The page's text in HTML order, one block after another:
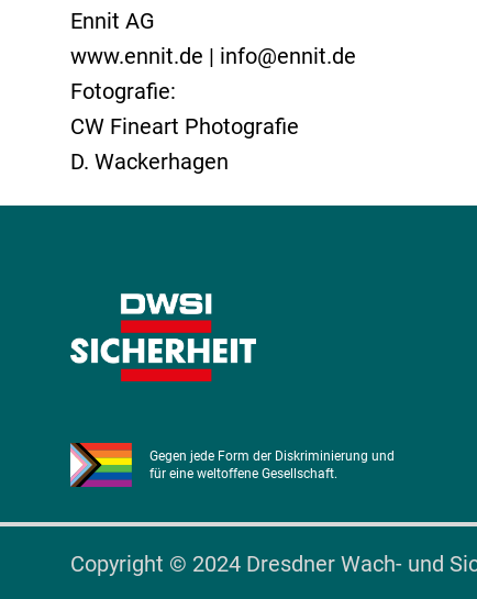
Ennit AG
www.ennit.de | info@ennit.de
Fotografie:
CW Fineart Photografie
D. Wackerhagen
Gegen jede Form der Diskriminierung und
für eine weltoffene Gesellschaft.
Copyright © 2024 Dresdner Wach- und